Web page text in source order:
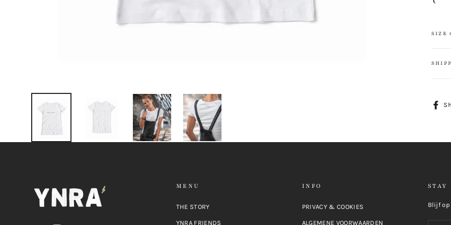
SIZE
MENU
THE STORY
YNRA FRIENDS
INFO
PRIVACY & COOKIES
ALGEMENE VOORWAARDEN
STAY
Blijf